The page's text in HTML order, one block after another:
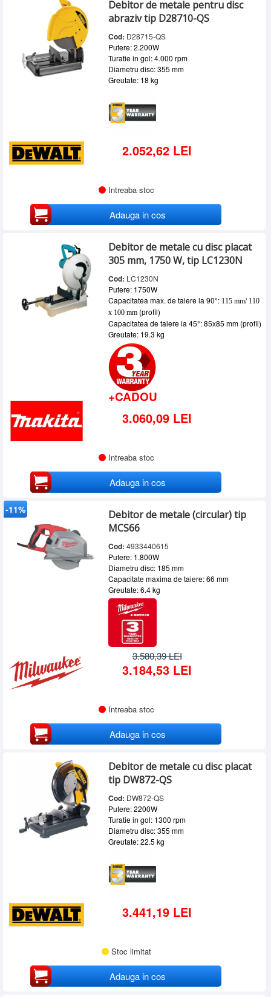
Debitor de metale pentru disc
abraziv tip D28710-QS
Cod: D28715-QS
Putere: 2.200W
Turatie in gol: 4.000 rpm
Diametru disc: 355 mm
Greutate: 18 kg
2.052,62 LEI
Intreaba stoc
Adauga in cos
Debitor de metale cu disc placat
305 mm, 1750 W, tip LC1230N
Cod: LC1230N
Putere: 1750W
Capacitatea max. de taiere la 90°: 115 mm/ 110
x 100 mm(profil)
Capacitatea de taiere la 45°: 85x85 mm (profil)
Greutate: 19.3 kg
+CADOU
3.060,09 LEI
Intreaba stoc
Adauga in cos
-11%
Debitor de metale (circular) tip
MCS66
Cod: 4933440615
Putere: 1.800W
Diametru disc: 185 mm
Capacitate maxima de taiere: 66 mm
Greutate: 6.4 kg
3.580,39 LEI
3.184,53 LEI
Intreaba stoc
Adauga in cos
Debitor de metale cu disc placat
tip DW872-QS
Cod: DW872-QS
Putere: 2200W
Turatie in gol: 1300 rpm
Diametru disc: 355 mm
Greutate: 22.5 kg
3.441,19 LEI
Stoc limitat
Adauga in cos